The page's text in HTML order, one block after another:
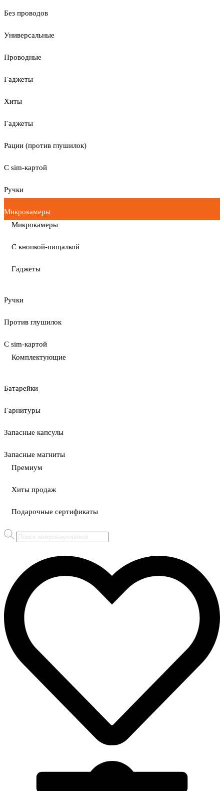
Без проводов
Универсальные
Проводные
Гаджеты
Хиты
Гаджеты
Рации (против глушилок)
С sim-картой
Ручки
Микрокамеры
Микрокамеры
С кнопкой-пищалкой
Гаджеты
Ручки
Против глушилок
С sim-картой
Комплектующие
Батарейки
Гарнитуры
Запасные капсулы
Запасные магниты
Премиум
Хиты продаж
Подарочные сертификаты
Поиск
товаров